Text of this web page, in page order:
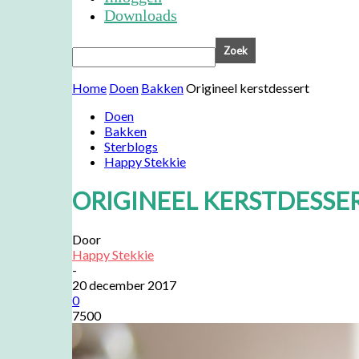
Downloads
Home Doen BakkenOrigineel kerstdessert
Doen
Bakken
Sterblogs
Happy Stekkie
ORIGINEEL
Door
Happy Stekkie
-
20 december 2017
0
7500